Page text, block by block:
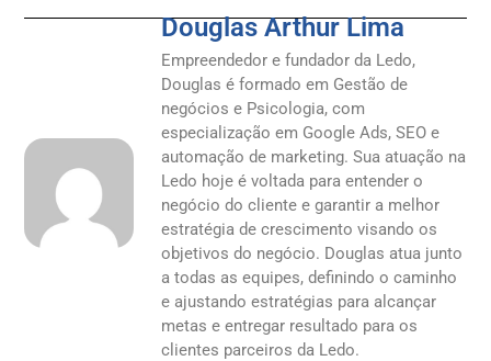
Douglas Arthur Lima
Empreendedor e fundador da Ledo,
Douglas é formado em Gestão de
negócios e Psicologia, com
especialização em Google Ads, SEO e
automação de marketing. Sua atuação na
Ledo hoje é voltada para entender o
negócio do cliente e garantir a melhor
estratégia de crescimento visando os
objetivos do negócio. Douglas atua junto
a todas as equipes, definindo o caminho
e ajustando estratégias para alcançar
metas e entregar resultado para os
clientes parceiros da Ledo.